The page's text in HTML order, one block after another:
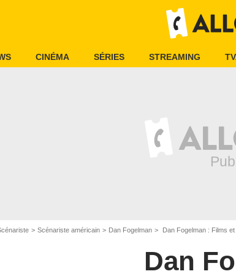
CINÉMA SÉRIES STREAMING
Scénariste américain Dan Fogelman Dan Fogelman : Films
Dan